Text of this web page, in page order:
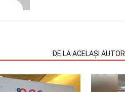
DE LA ACELAȘI AUTOR